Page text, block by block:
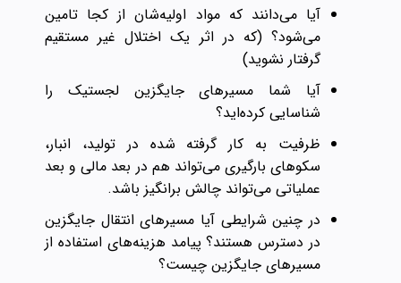
آیا می‌دانند که مواد اولیه‌شان از کجا تامین
می‌شود؟ (که در اثر یک اختلال غیر مستقیم
گرفتار نشوید)
آیا شما مسیر‌های جایگزین لجستیک را
شناسایی کرده‌اید؟
ظرفیت به کار گرفته شده در تولید، انبار،
سکوهای بارگیری می‌تواند هم در بعد مالی و بعد
عملیاتی می‌تواند چالش برانگیز باشد.
در چنین شرایطی آیا مسیرهای انتقال جایگزین
در دسترس هستند؟ پیامد هزینه‌های استفاده از
مسیرهای جایگزین چیست؟